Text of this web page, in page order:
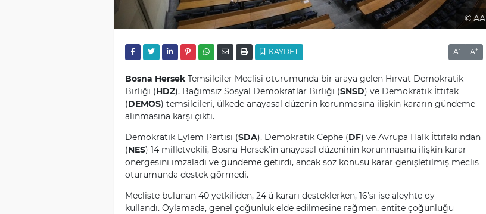
© AA
KAYDET A- A+
Bosna HersekTemsilciler Meclisi oturumunda bir araya gelen Hırvat Demokratik
Birliği (HDZ), Bağımsız Sosyal Demokratlar Birliği (SNSD) ve Demokratik İttifak
(DEMOS) temsilcileri, ülkede anayasal düzenin korunmasına ilişkin kararın gündeme
alınmasına karşı çıktı.
Demokratik Eylem Partisi (SDA), Demokratik Cephe (DF) ve Avrupa Halk İttifakı'ndan
(NES) 14 milletvekili, Bosna Hersek'in anayasal düzeninin korunmasına ilişkin karar
önergesini imzaladı ve gündeme getirdi, ancak söz konusu karar genişletilmiş meclis
oturumunda destek görmedi.
Mecliste bulunan 40 yetkiliden, 24'ü kararı desteklerken, 16'sı ise aleyhte oy
kullandı. Oylamada, genel çoğunluk elde edilmesine rağmen, entite çoğunluğu